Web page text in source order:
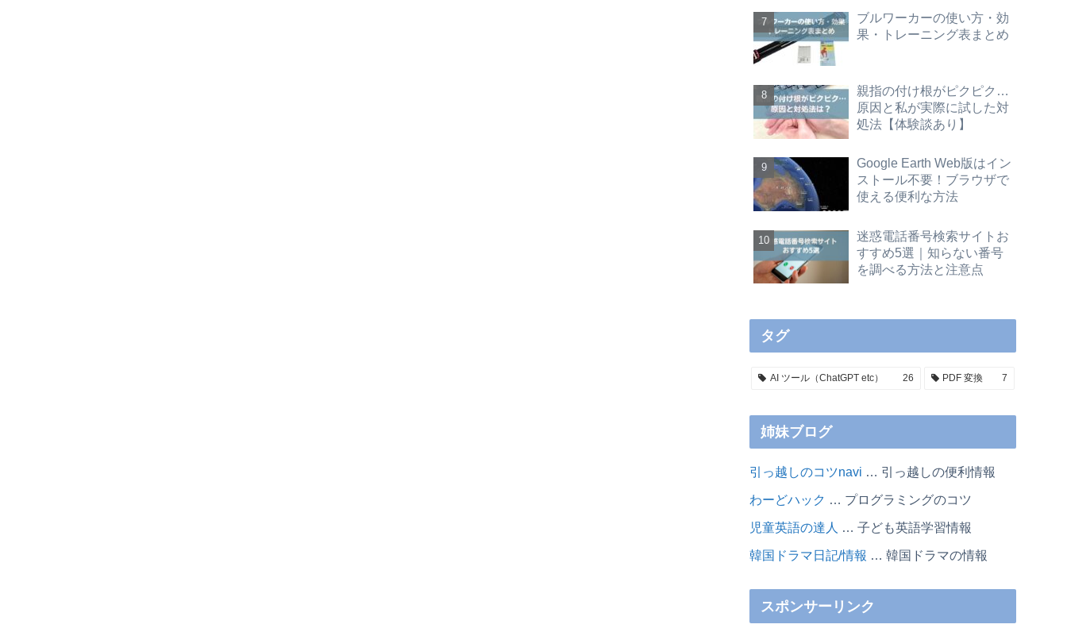
ブルワーカーの使い方・効
果・トレーニング表まとめ
親指の付け根がピクピク…
原因と私が実際に試した対
処法【体験談あり】
Google Earth Web版はイン
ストール不要！ブラウザで
使える便利な方法
迷惑電話番号検索サイトお
すすめ5選｜知らない番号
を調べる方法と注意点
タグ
AI ツール（ChatGPT etc） 26 PDF 変換 7
姉妹ブログ
引っ越しのコツnavi … 引っ越しの便利情報
わーどハック … プログラミングのコツ
児童英語の達人 … 子ども英語学習情報
韓国ドラマ日記/情報 … 韓国ドラマの情報
スポンサーリンク